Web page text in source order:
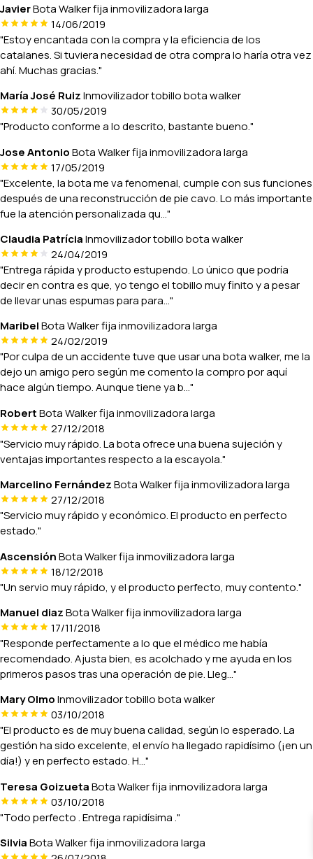
JavierBota Walker fija inmovilizadora larga
14/06/2019
"Estoy encantada con la compra y la eficiencia de los
catalanes. Si tuviera necesidad de otra compra lo haría otra vez
ahí. Muchas gracias."
María José RuizInmovilizador tobillo bota walker
30/05/2019
"Producto conforme a lo descrito, bastante bueno."
Jose AntonioBota Walker fija inmovilizadora larga
17/05/2019
"Excelente, la bota me va fenomenal, cumple con sus funciones
después de una reconstrucción de pie cavo. Lo más importante
fue la atención personalizada qu..."
Claudia PatríciaInmovilizador tobillo bota walker
24/04/2019
"Entrega rápida y producto estupendo. Lo único que podría
decir en contra es que, yo tengo el tobillo muy finito y a pesar
de llevar unas espumas para para..."
MaribelBota Walker fija inmovilizadora larga
24/02/2019
"Por culpa de un accidente tuve que usar una bota walker, me la
dejo un amigo pero según me comento la compro por aquí
hace algún tiempo. Aunque tiene ya b..."
RobertBota Walker fija inmovilizadora larga
27/12/2018
"Servicio muy rápido. La bota ofrece una buena sujeción y
ventajas importantes respecto a la escayola."
Marcelino FernándezBota Walker fija inmovilizadora larga
27/12/2018
"Servicio muy rápido y económico. El producto en perfecto
estado."
AscensiónBota Walker fija inmovilizadora larga
18/12/2018
"Un servio muy rápido, y el producto perfecto, muy contento."
Manuel diazBota Walker fija inmovilizadora larga
17/11/2018
"Responde perfectamente a lo que el médico me había
recomendado. Ajusta bien, es acolchado y me ayuda en los
primeros pasos tras una operación de pie. Lleg..."
Mary OlmoInmovilizador tobillo bota walker
03/10/2018
"El producto es de muy buena calidad, según lo esperado. La
gestión ha sido excelente, el envío ha llegado rapidísimo (¡en un
día!) y en perfecto estado. H..."
Teresa GoizuetaBota Walker fija inmovilizadora larga
03/10/2018
"Todo perfecto . Entrega rapidísima ."
SilviaBota Walker fija inmovilizadora larga